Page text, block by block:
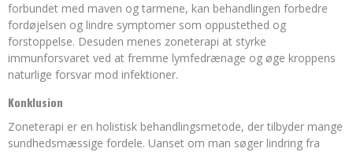
forbundet med maven og tarmene, kan behandlingen forbedre
fordøjelsen og lindre symptomer som oppustethed og
forstoppelse. Desuden menes zoneterapi at styrke
immunforsvaret ved at fremme lymfedrænage og øge kroppens
naturlige forsvar mod infektioner.
Konklusion
Zoneterapi er en holistisk behandlingsmetode, der tilbyder mange
sundhedsmæssige fordele. Uanset om man søger lindring fra